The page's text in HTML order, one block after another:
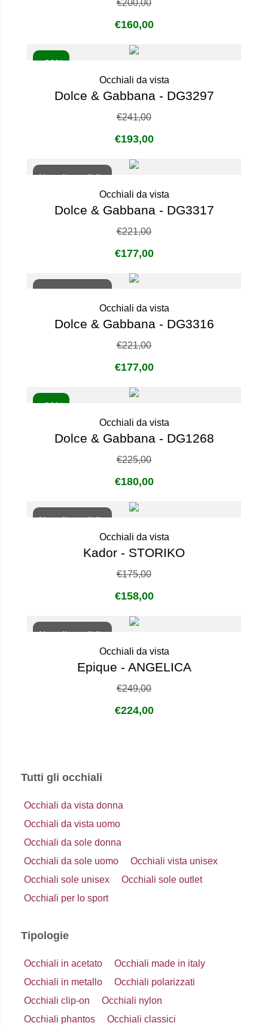
€200,00
€160,00
- 20%
Occhiali da vista
Dolce & Gabbana - DG3297
€241,00
€193,00
Non disponibile
Occhiali da vista
Dolce & Gabbana - DG3317
€221,00
€177,00
Occhiali da vista
Dolce & Gabbana - DG3316
€221,00
€177,00
- 20%
Occhiali da vista
Dolce & Gabbana - DG1268
€225,00
€180,00
Non disponibile
Occhiali da vista
Kador - STORIKO
€175,00
€158,00
Non disponibile
Occhiali da vista
Epique - ANGELICA
€249,00
€224,00
Tutti gli occhiali
Occhiali da vista donna
Occhiali da vista uomo
Occhiali da sole donna
Occhiali da sole uomo
Occhiali vista unisex
Occhiali sole unisex
Occhiali sole outlet
Occhiali per lo sport
Tipologie
Occhiali in acetato
Occhiali made in italy
Occhiali in metallo
Occhiali polarizzati
Occhiali clip-on
Occhiali nylon
Occhiali phantos
Occhiali classici